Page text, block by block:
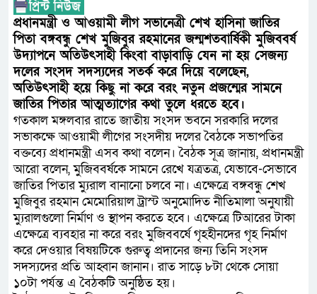
ফিলিপাইনের দক্ষিণ উপকূলে
প্রধানমন্ত্রী ও আওয়ামী লীগ সভানেত্রী শেখ হাসিনা জাতির
পিতা বঙ্গবন্ধু শেখ মুজিবুর রহমানের জন্মশতবার্ষিকী মুজিববর্ষ
উদ্যাপনে অতিউৎসাহী কিংবা বাড়াবাড়ি যেন না হয় সেজন্য
দলের সংসদ সদস্যদের সতর্ক করে দিয়ে বলেছেন,
অতিউৎসাহী হয়ে কিছু না করে বরং নতুন প্রজন্মের সামনে
জাতির পিতার আত্মত্যাগের কথা তুলে ধরতে হবে।
গতকাল মঙ্গলবার রাতে জাতীয় সংসদ ভবনে সরকারি দলের
সভাকক্ষে আওয়ামী লীগের সংসদীয় দলের বৈঠকে সভাপতির
বক্তব্যে প্রধানমন্ত্রী এসব কথা বলেন। বৈঠক সূত্র জানায়, প্রধানমন্ত্রী
আরো বলেন, মুজিববর্ষকে সামনে রেখে যত্রতত্র, যেভাবে-সেভাবে
জাতির পিতার ম্যুরাল বানানো চলবে না। এক্ষেত্রে বঙ্গবন্ধু শেখ
মুজিবুর রহমান মেমোরিয়াল ট্রাস্ট অনুমোদিত নীতিমালা অনুযায়ী
ম্যুরালগুলো নির্মাণ ও স্থাপন করতে হবে। এক্ষেত্রে টিআরের টাকা
এক্ষেত্রে ব্যবহার না করে বরং মুজিববর্ষে গৃহহীনদের গৃহ নির্মাণ
করে দেওয়ার বিষয়টিকে গুরুত্ব প্রদানের জন্য তিনি সংসদ
সদস্যদের প্রতি আহ্বান জানান। রাত সাড়ে ৮টা থেকে সোয়া
১০টা পর্যন্ত এ বৈঠকটি অনুষ্ঠিত হয়।